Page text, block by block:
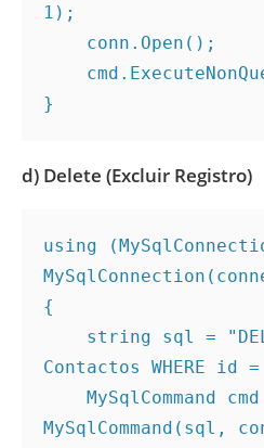
1);
    conn.Open();
}
d) Delete (Excluir Registro)
using
{
Contactos WHERE id
MySqlCommand(sql,